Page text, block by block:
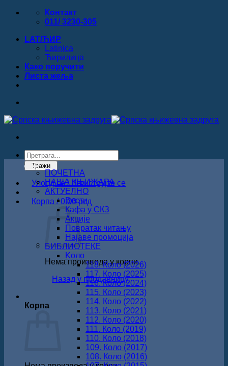
Прескочи
Контакт
011/ 3230-305
LAT/ЋИР
Latinica
Ћирилица
Како поручити
Листa жеља
Products
search
Тражи
Улогуј се / Региструјте се
Корпа /0.00рсд
Нема производа у корпи.
Назад у продавницу
Корпа
ПОЧЕТНА
НАША КЊИЖАРА
АКТУЕЛНО
Вести
Кафа у СКЗ
Акције
Повратак читању
Најаве промоција
БИБЛИОТЕКЕ
Koло
118. Коло (2026)
117. Коло (2025)
116. Коло (2024)
115. Коло (2023)
114. Коло (2022)
113. Коло (2021)
112. Коло (2020)
111. Коло (2019)
110. Коло (2018)
109. Коло (2017)
108. Коло (2016)